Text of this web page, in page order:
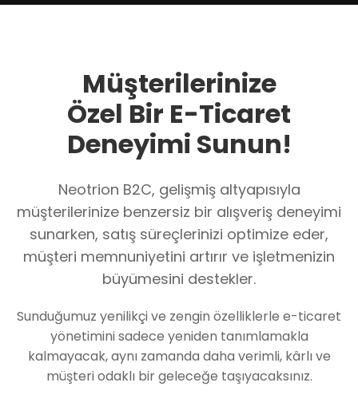
Müşterilerinize
Özel Bir E-Ticaret
Deneyimi Sunun!
Neotrion B2C, gelişmiş altyapısıyla
müşterilerinize benzersiz bir alışveriş deneyimi
sunarken, satış süreçlerinizi optimize eder,
müşteri memnuniyetini artırır ve işletmenizin
büyümesini destekler.
Sunduğumuz yenilikçi ve zengin özelliklerle e-ticaret
yönetimini sadece yeniden tanımlamakla
kalmayacak, aynı zamanda daha verimli, kârlı ve
müşteri odaklı bir geleceğe taşıyacaksınız.